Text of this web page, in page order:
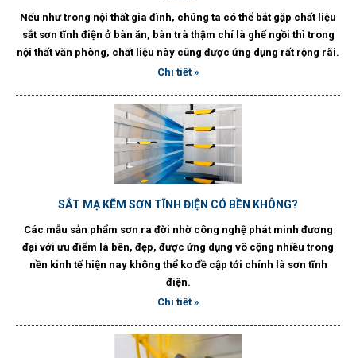
Nếu như trong nội thất gia đình, chúng ta có thể bắt gặp chất liệu
sắt sơn tĩnh điện ở bàn ăn, bàn trà thậm chí là ghế ngồi thì trong
nội thất văn phòng, chất liệu này cũng được ứng dụng rất rộng rãi.
Chi tiết »
SẮT MẠ KẼM SƠN TĨNH ĐIỆN CÓ BỀN KHÔNG?
Các mẫu sản phẩm sơn ra đời nhờ công nghệ phát minh đương
đại với ưu điểm là bền, đẹp, được ứng dụng vô cộng nhiều trong
nền kinh tế hiện nay không thể ko đề cập tới chính là sơn tĩnh
điện.
Chi tiết »